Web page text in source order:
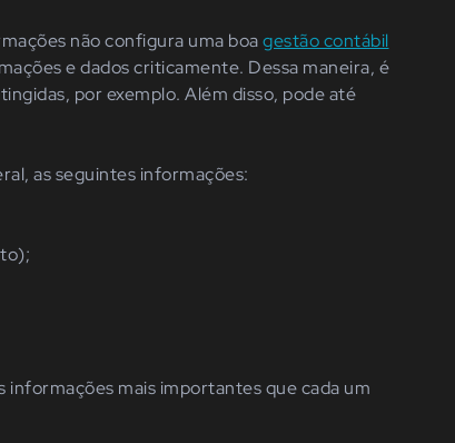
não configura uma boagestão contábil
e dados criticamente. Dessa maneira, é
por exemplo. Além disso, pode até
as seguintes informações:
informações mais importantes que cada um